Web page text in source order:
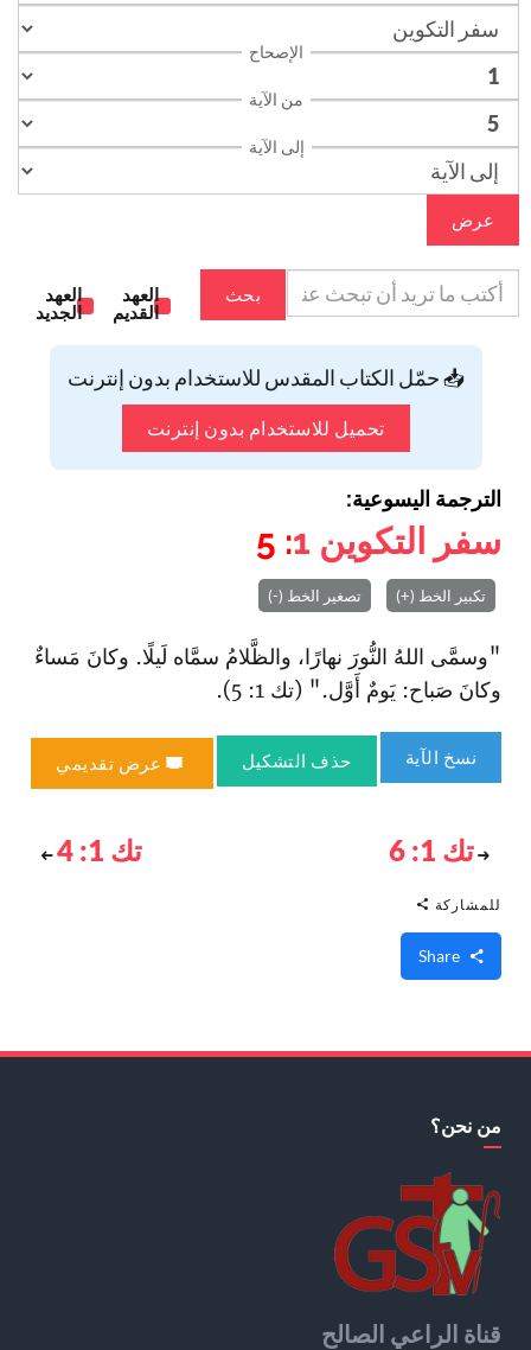
الإصحاح
من الآية
إلى الآية
عرض
بحث
العهد
القديم
العهد
الجديد
📥 حمّل الكتاب المقدس للاستخدام بدون إنترنت
تحميل للاستخدام بدون إنترنت
الترجمة اليسوعية:
سفر التكوين 1
: 5
تكبير الخط (+) تصغير الخط (-)
"وسمَّى اللهُ النُّورَ نهارًا، والظَّلامُ سمَّاه لَيلًا. وكانَ مَساءٌ
وكانَ صَباح: يَومٌ أَوَّل." (تك 1: 5).
نسخ الآية حذف التشكيل عرض تقديمي
تك 1: 6 تك 1: 4
للمشاركة
من نحن؟
قناة الراعي الصالح